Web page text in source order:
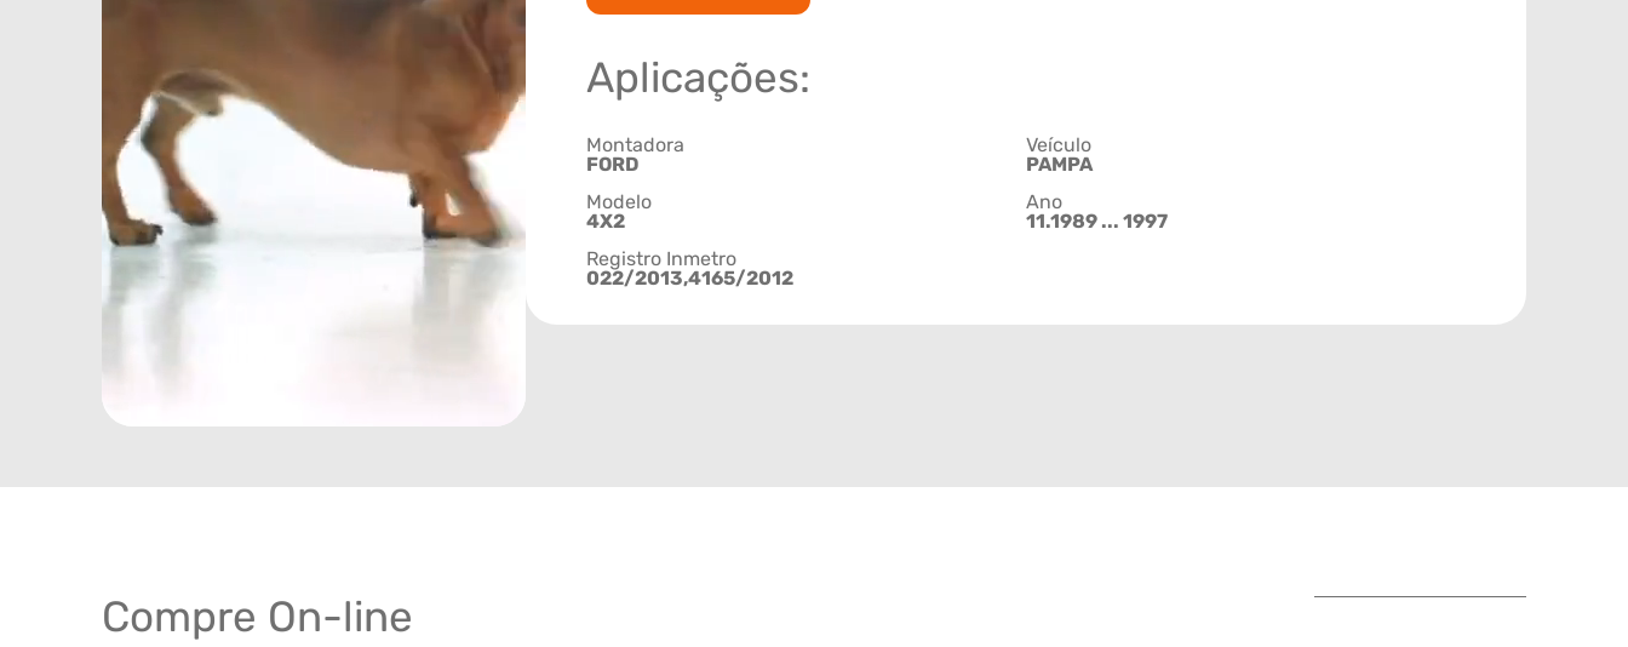
Aplicações:
Montadora
FORD
Veículo
PAMPA
Modelo
4X2
Ano
11.1989 ... 1997
Registro Inmetro
022/2013,4165/2012
Compre On-line